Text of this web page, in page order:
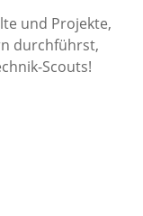
und Projekte,
durchführst,
Scouts!